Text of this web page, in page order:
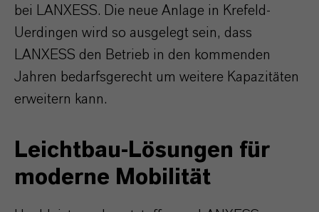
bei LANXESS. Die neue Anlage in Krefeld-
Uerdingen wird so ausgelegt sein, dass
LANXESS den Betrieb in den kommenden
Jahren bedarfsgerecht um weitere Kapazitäten
erweitern kann.
Leichtbau-Lösungen für
moderne Mobilität